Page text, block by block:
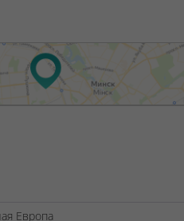
комната с пеленальным
Для удобства молодых
в домах будут пандусы.
УНП 190285638, лицензия